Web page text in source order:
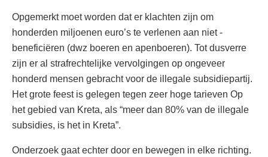
Opgemerkt moet worden dat er klachten zijn om
honderden miljoenen euro’s te verlenen aan niet -
beneficiëren (dwz boeren en apenboeren). Tot dusverre
zijn er al strafrechtelijke vervolgingen op ongeveer
honderd mensen gebracht voor de illegale subsidiepartij.
Het grote feest is gelegen tegen zeer hoge tarieven Op
het gebied van Kreta, als “meer dan 80% van de illegale
subsidies, is het in Kreta”.
Onderzoek gaat echter door en bewegen in elke richting.